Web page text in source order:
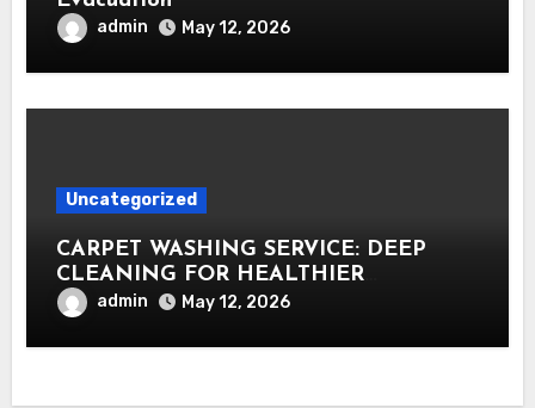
admin May 12, 2026
Uncategorized
CARPET WASHING SERVICE: DEEP
CLEANING FOR HEALTHIER
INTERIORS
admin May 12, 2026